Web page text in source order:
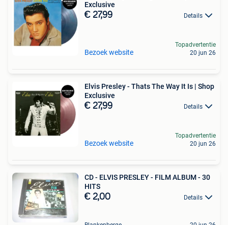
Exclusive
€ 27,99 Details
Bezoek website
Topadvertentie
20 jun 26
Elvis Presley - Thats The Way It Is | Shop
Exclusive
€ 27,99 Details
Bezoek website
Topadvertentie
20 jun 26
CD - ELVIS PRESLEY - FILM ALBUM - 30
HITS
€ 2,00 Details